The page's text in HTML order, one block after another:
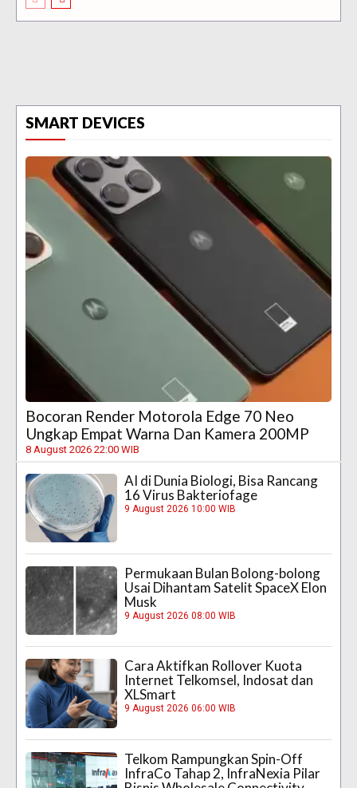
SMART DEVICES
Bocoran Render Motorola Edge 70 Neo
Ungkap Empat Warna Dan Kamera 200MP
8 August 2026 22:00 WIB
AI di Dunia Biologi, Bisa Rancang
16 Virus Bakteriofage
9 August 2026 10:00 WIB
Permukaan Bulan Bolong-bolong
Usai Dihantam Satelit SpaceX Elon
Musk
9 August 2026 08:00 WIB
Cara Aktifkan Rollover Kuota
Internet Telkomsel, Indosat dan
XLSmart
9 August 2026 06:00 WIB
Telkom Rampungkan Spin-Off
InfraCo Tahap 2, InfraNexia Pilar